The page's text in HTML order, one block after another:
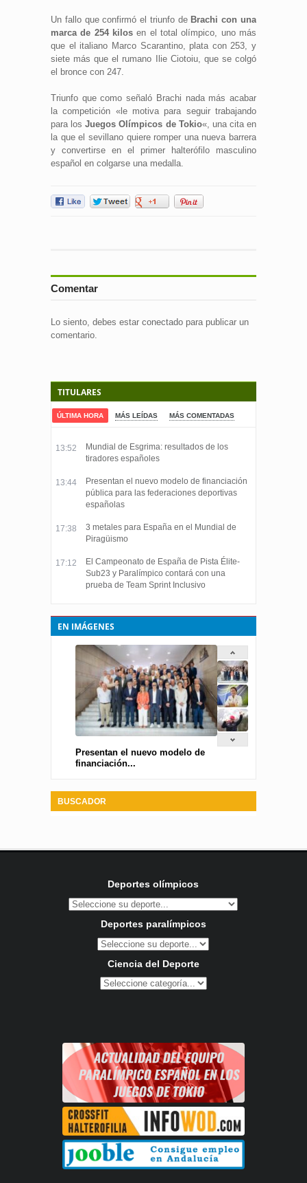
Un fallo que confirmó el triunfo de Brachi con una
marca de 254 kilos en el total olímpico, uno más
que el italiano Marco Scarantino, plata con 253, y
siete más que el rumano Ilie Ciotoiu, que se colgó
el bronce con 247.
Triunfo que como señaló Brachi nada más acabar
la competición «le motiva para seguir trabajando
para losJuegos Olímpicos de Tokio«, una cita en
la que el sevillano quiere romper una nueva barrera
y convertirse en el primer halterófilo masculino
español en colgarse una medalla.
Comentar
Lo siento, debes estar conectado para publicar un
comentario.
TITULARES
ÚLTIMA HORA MÁS LEÍDAS MÁS COMENTADAS
13:52
Mundial de Esgrima: resultados de los
tiradores españoles
13:44
Presentan el nuevo modelo de financiación
pública para las federaciones deportivas
españolas
17:38
3 metales para España en el Mundial de
Piragüismo
17:12
El Campeonato de España de Pista Élite-
Sub23 y Paralímpico contará con una
prueba de Team Sprint Inclusivo
EN IMÁGENES
Presentan el nuevo modelo de
financiación...
BUSCADOR
Deportes olímpicos
Deportes paralímpicos
Ciencia del Deporte